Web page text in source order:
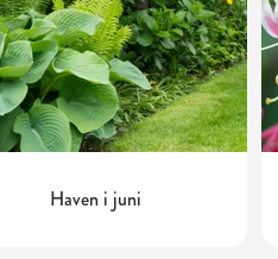
Haven i juni